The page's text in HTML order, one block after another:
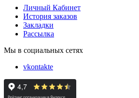
Личный Кабинет
История заказов
Закладки
Рассылка
Мы в социальных сетях
vkontakte